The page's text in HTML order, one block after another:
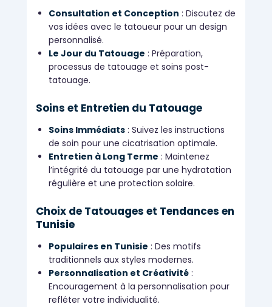
Consultation et Conception : Discutez de
vos idées avec le tatoueur pour un design
personnalisé.
Le Jour du Tatouage : Préparation,
processus de tatouage et soins post-
tatouage.
Soins et Entretien du Tatouage
Soins Immédiats : Suivez les instructions
de soin pour une cicatrisation optimale.
Entretien à Long Terme : Maintenez
l’intégrité du tatouage par une hydratation
régulière et une protection solaire.
Choix de Tatouages et Tendances en
Tunisie
Populaires en Tunisie : Des motifs
traditionnels aux styles modernes.
Personnalisation et Créativité :
Encouragement à la personnalisation pour
refléter votre individualité.